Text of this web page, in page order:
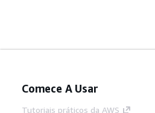
Comece A Usar
Tutoriais práticos da AWS